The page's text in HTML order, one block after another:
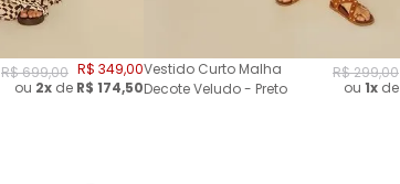
R$699,00 R$ 349,00
ou 2x de R$ 174,50
Vestido Curto Malha
Decote Veludo - Preto
R$299,00
ou 1x de